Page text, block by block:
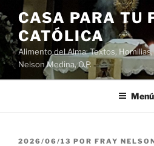
Saltar
al
contenido
CASA PARA TU
CATÓLICA
Alimento del Alma: Textos,
Nelson Medina, O.P.
Menú
PUBLICADO
2026/06/13 POR FRAY